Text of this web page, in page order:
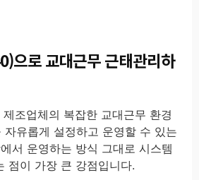
으로 교대근무 근태관리하
제조업체의 복잡한 교대근무 환경
자유롭게 설정하고 운영할 수 있는
서 운영하는 방식 그대로 시스템
점이 가장 큰 강점입니다.